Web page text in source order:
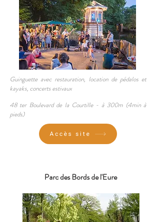
Guinguette avec restauration, location de pédalos et
kayaks, concerts estivaux
48 ter Boulevard de la Courtille- à 300m (4min à
pieds)
Accès site
Parc des Bords de l'Eure